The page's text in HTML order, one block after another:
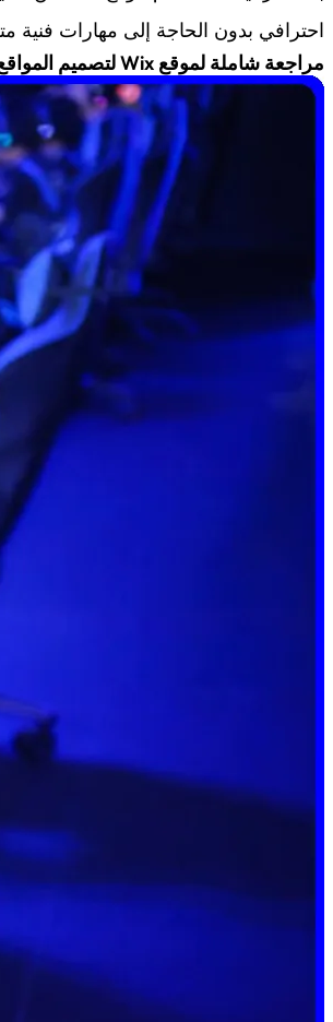
احترافي بدون الحاجة إلى مهارات فنية
مراجعة شاملة لموقع Wix لتصميم المواقع